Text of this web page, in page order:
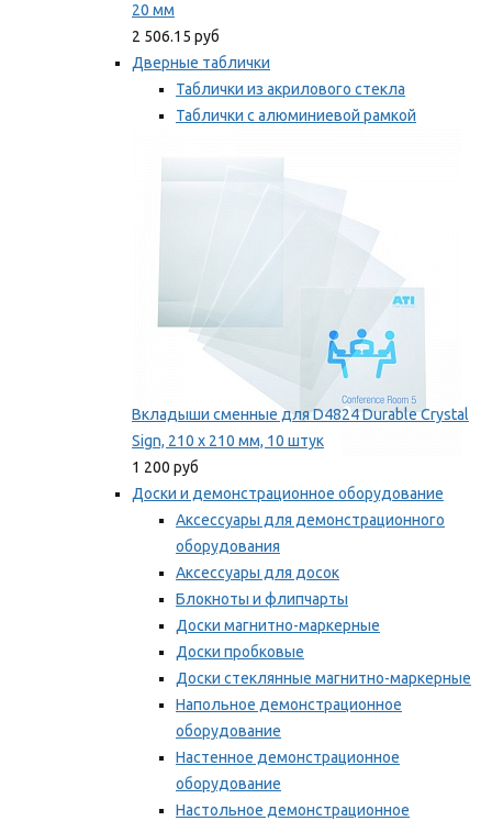
20 мм
2 506.15 руб
Дверные таблички
Таблички из акрилового стекла
Таблички с алюминиевой рамкой
Вкладыши сменные для D4824 Durable Crystal
Sign, 210 x 210 мм, 10 штук
1 200 руб
Доски и демонстрационное оборудование
Аксессуары для демонстрационного
оборудования
Аксессуары для досок
Блокноты и флипчарты
Доски магнитно-маркерные
Доски пробковые
Доски стеклянные магнитно-маркерные
Напольное демонстрационное
оборудование
Настенное демонстрационное
оборудование
Настольное демонстрационное